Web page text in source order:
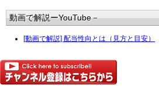
動画で解説ーYouTube－
[動画で解説] 配当性向とは（見方と目安）